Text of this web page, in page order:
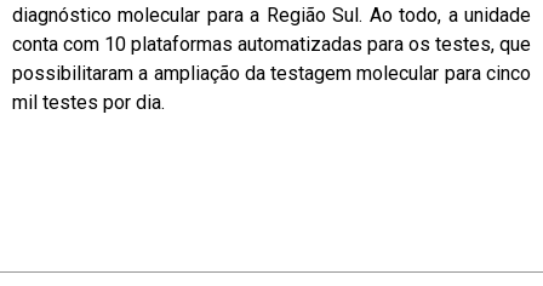
diagnóstico molecular para a Região Sul. Ao todo, a unidade
conta com 10 plataformas automatizadas para os testes, que
possibilitaram a ampliação da testagem molecular para cinco
mil testes por dia.